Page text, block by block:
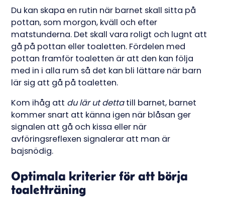
Du kan skapa en rutin när barnet skall sitta på
pottan, som morgon, kväll och efter
matstunderna. Det skall vara roligt och lugnt att
gå på pottan eller toaletten. Fördelen med
pottan framför toaletten är att den kan följa
med in i alla rum så det kan bli lättare när barn
lär sig att gå på toaletten.
Kom ihåg att du lär ut dettatill barnet, barnet
kommer snart att känna igen när blåsan ger
signalen att gå och kissa eller när
avföringsreflexen signalerar att man är
bajsnödig.
Optimala kriterier för att börja
toaletträning